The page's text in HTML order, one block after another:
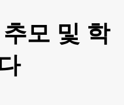
모 및 학